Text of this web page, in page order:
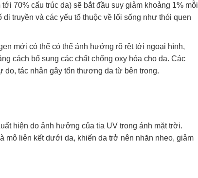
70% cấu trúc da) sẽ bắt đầu suy giảm khoảng 1% mỗi
truyền và các yếu tố thuộc về lối sống như thói quen
mới có thể có thể ảnh hưởng rõ rệt tới ngoại hình,
cách bổ sung các chất chống oxy hóa cho da. Các
do, tác nhân gây tổn thương da từ bên trong.
hiện do ảnh hưởng của tia UV trong ánh mặt trời.
mô liên kết dưới da, khiến da trở nên nhăn nheo, giảm